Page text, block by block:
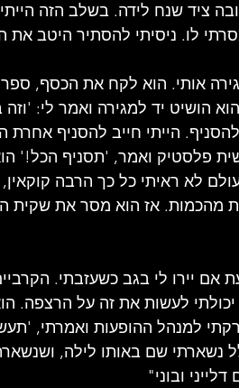
ציד שנח לידה. בשלב הזה
לו. ניסיתי להסתיר היטב את
אותי. הוא לקח את הכסף,
הושיט יד למגירה ואמר לי:
הייתי חייב להסניף אחרת
פלסטיק ואמר, 'תסניף הכל!'
לא ראיתי כל כך הרבה
מהכמות. אז הוא מסר את שקית
אם יירו לי בגב כשעזבתי.
לעשות את זה על הרצפה.
למנהל ההופעות ואמרתי,
שם באותו לילה,
ובוני"